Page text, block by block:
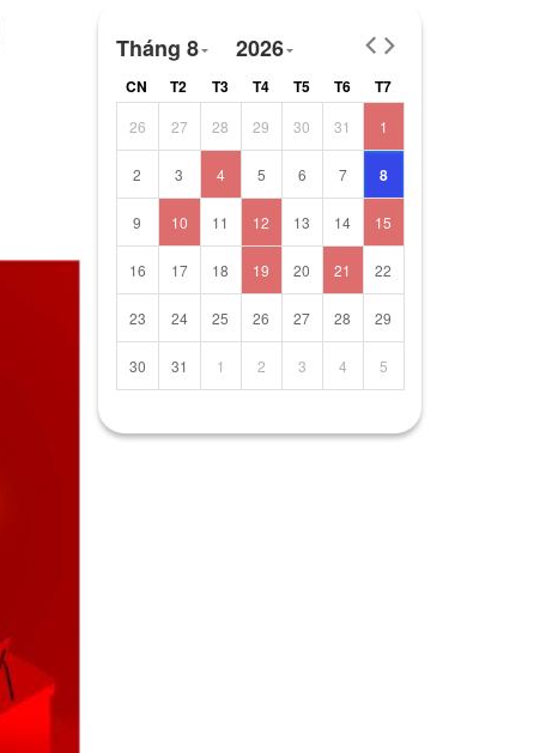
Tháng 8 2026
CN T2 T3 T4 T5 T6 T7
26 27 28 29 30 31 1
2 3 4 5 6 7 8
9 10 11 12 13 14 15
16 17 18 19 20 21 22
23 24 25 26 27 28 29
30 31 1 2 3 4 5